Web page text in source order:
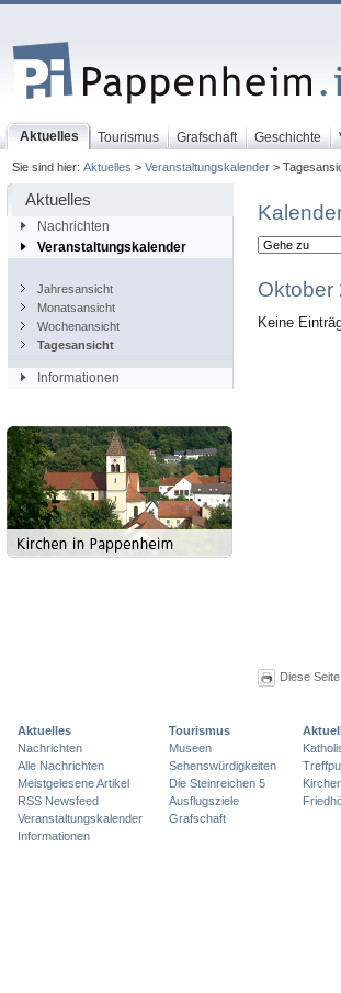
Aktuelles Tourismus Grafschaft Geschichte
Sie sind hier: Aktuelles > Veranstaltungskalender>
Aktuelles
Nachrichten
Veranstaltungskalender
Jahresansicht
Monatsansicht
Wochenansicht
Tagesansicht
Informationen
Oktober
Keine
Diese
Aktuelles
Nachrichten
Alle Nachrichten
Meistgelesene Artikel
RSS Newsfeed
Veranstaltungskalender
Informationen
Tourismus
Museen
Sehenswürdigkeiten
Die Steinreichen 5
Ausflugsziele
Grafschaft